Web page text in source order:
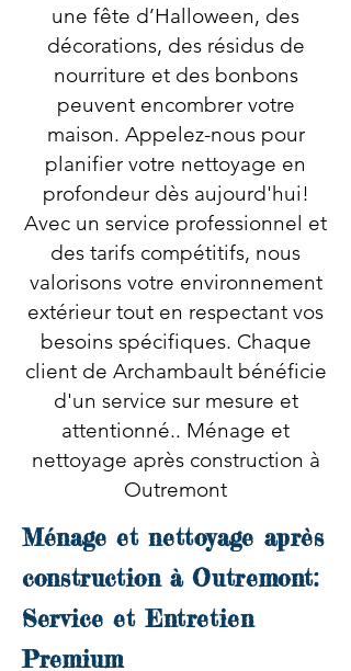
une fête d’Halloween, des
décorations, des résidus de
nourriture et des bonbons
peuvent encombrer votre
maison. Appelez-nous pour
planifier votre nettoyage en
profondeur dès aujourd'hui!
Avec un service professionnel et
des tarifs compétitifs, nous
valorisons votre environnement
extérieur tout en respectant vos
besoins spécifiques. Chaque
client de Archambault bénéficie
d'un service sur mesure et
attentionné.. Ménage et
nettoyage après construction à
Outremont
Ménage et nettoyage après
construction à Outremont:
Service et Entretien
Premium